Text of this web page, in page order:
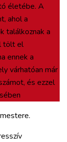
életébe. A
ahol a
találkoznak a
tölt el
ennek a
várhatóan már
és ezzel